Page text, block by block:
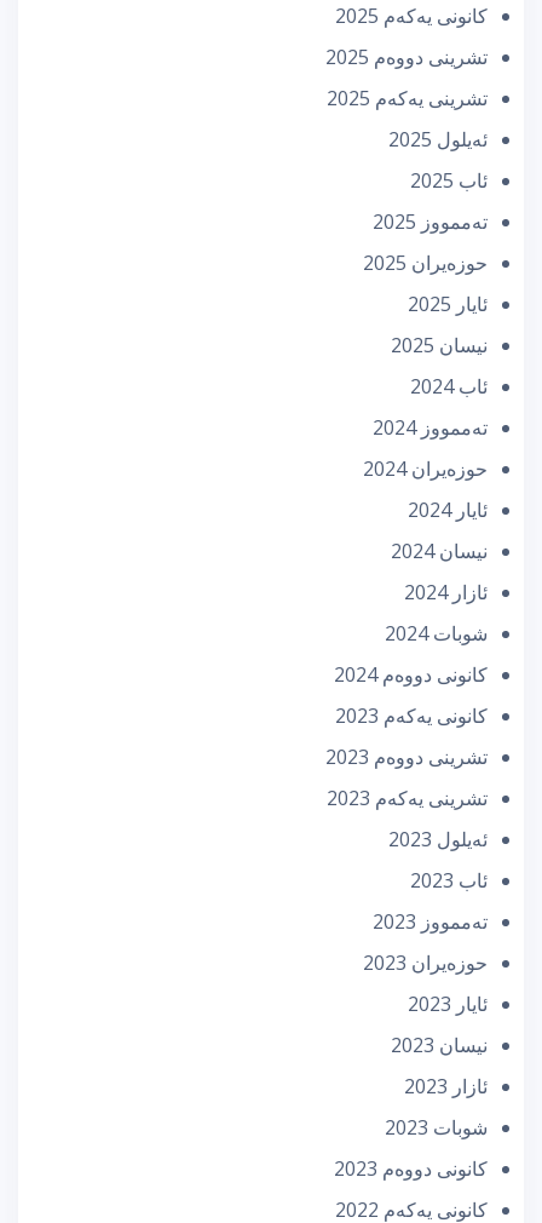
كانونی یه‌كه‌م 2025
تشرینی دووه‌م 2025
تشرینی یه‌كه‌م 2025
ئه‌یلول 2025
ئاب 2025
تەممووز 2025
حوزه‌یران 2025
ئایار 2025
نیسان 2025
ئاب 2024
تەممووز 2024
حوزه‌یران 2024
ئایار 2024
نیسان 2024
ئازار 2024
شوبات 2024
كانونی دووه‌م 2024
كانونی یه‌كه‌م 2023
تشرینی دووه‌م 2023
تشرینی یه‌كه‌م 2023
ئه‌یلول 2023
ئاب 2023
تەممووز 2023
حوزه‌یران 2023
ئایار 2023
نیسان 2023
ئازار 2023
شوبات 2023
كانونی دووه‌م 2023
كانونی یه‌كه‌م 2022